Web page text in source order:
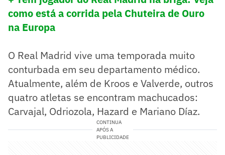
como está a corrida pela Chuteira de Ouro
na Europa
O Real Madrid vive uma temporada muito
conturbada em seu departamento médico.
Atualmente, além de Kroos e Valverde, outros
quatro atletas se encontram machucados:
Carvajal, Odriozola, Hazard e Mariano Díaz.
CONTINUA
APÓS A
PUBLICIDADE